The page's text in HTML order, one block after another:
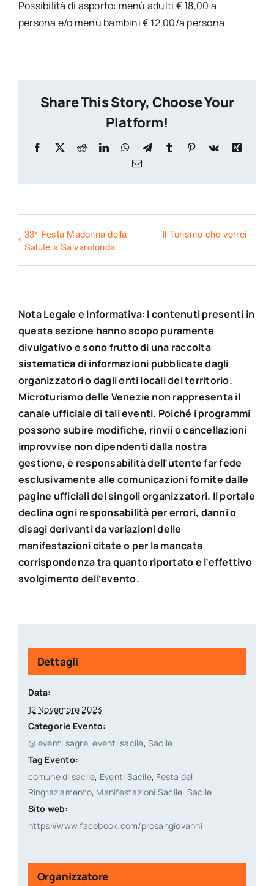
Possibilità di asporto: menù adulti € 18,00 a
persona e/o menù bambini € 12,00/a persona
Share This Story, Choose Your
Platform!
Facebook
X RedditLinkedInWhatsApp
TelegramTumblr Pinterest
Vk
Xing
Email
33ª Festa Madonna della
Salute a Salvarotonda
Il Turismo che vorrei
Nota Legale e Informativa: I contenuti presenti in
questa sezione hanno scopo puramente
divulgativo e sono frutto di una raccolta
sistematica di informazioni pubblicate dagli
organizzatori o dagli enti locali del territorio.
Microturismo delle Venezie non rappresenta il
canale ufficiale di tali eventi. Poiché i programmi
possono subire modifiche, rinvii o cancellazioni
improvvise non dipendenti dalla nostra
gestione, è responsabilità dell’utente far fede
esclusivamente alle comunicazioni fornite dalle
pagine ufficiali dei singoli organizzatori. Il portale
declina ogni responsabilità per errori, danni o
disagi derivanti da variazioni delle
manifestazioni citate o per la mancata
corrispondenza tra quanto riportato e l’effettivo
svolgimento dell’evento.
Dettagli
Data:
12 Novembre 2023
Categorie Evento:
@ eventi sagre,eventi sacile, Sacile
Tag Evento:
comune di sacile, Eventi Sacile, Festa del
Ringraziamento, Manifestazioni Sacile, Sacile
Sito web:
https://www.facebook.com/prosangiovanni
Organizzatore